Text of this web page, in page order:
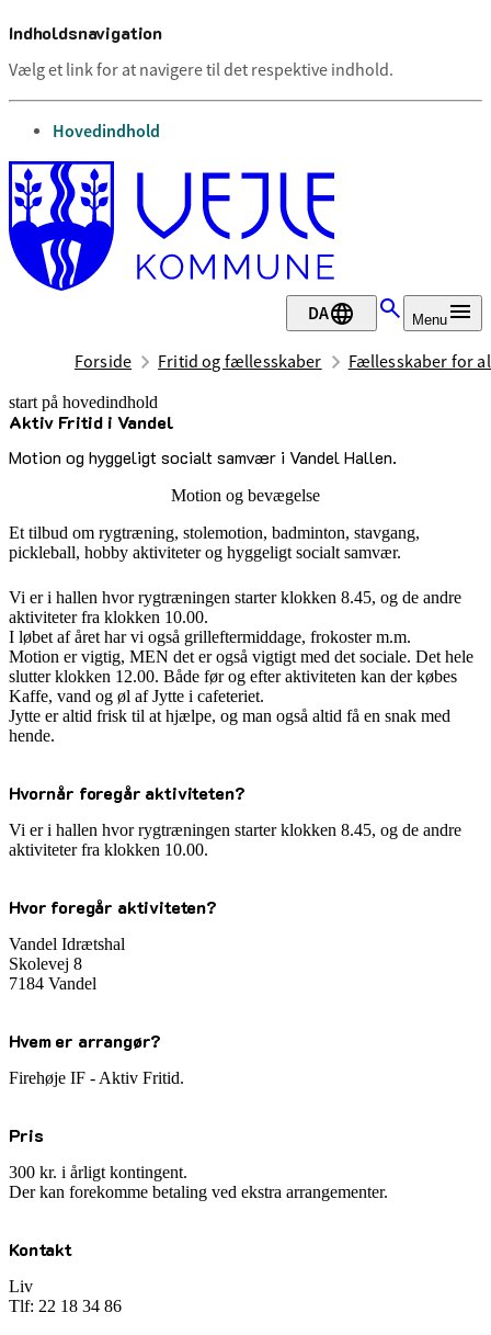
Indholdsnavigation
Vælg et link for at navigere til det respektive indhold.
gå til
Hovedindhold
DA Menu
Forside Fritid og fællesskaber Fællesskaber for
start på hovedindhold
Aktiv Fritid i Vandel
Motion og hyggeligt socialt samvær i Vandel Hallen.
senest opdateret 29. juni 2026
Motion og bevægelse
Et tilbud om rygtræning, stolemotion, badminton, stavgang,
pickleball, hobby aktiviteter og hyggeligt socialt samvær.
Vi er i hallen hvor rygtræningen starter klokken 8.45, og de andre
aktiviteter fra klokken 10.00.
I løbet af året har vi også grilleftermiddage, frokoster m.m.
Motion er vigtig, MEN det er også vigtigt med det sociale. Det hele
slutter klokken 12.00. Både før og efter aktiviteten kan der købes
Kaffe, vand og øl af Jytte i cafeteriet.
Jytte er altid frisk til at hjælpe, og man også altid få en snak med
hende.
Hvornår foregår aktiviteten?
Vi er i hallen hvor rygtræningen starter klokken 8.45, og de andre
aktiviteter fra klokken 10.00.
Hvor foregår aktiviteten?
Vandel Idrætshal
Skolevej 8
7184 Vandel
Hvem er arrangør?
Firehøje IF - Aktiv Fritid.
Pris
300 kr. i årligt kontingent.
Der kan forekomme betaling ved ekstra arrangementer.
Kontakt
Liv
Tlf: 22 18 34 86